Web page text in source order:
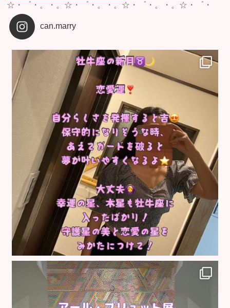
☆・゜・。・。☆・゜・。・。☆・゜・。・。☆・゜・
can.marry